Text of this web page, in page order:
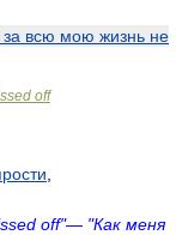
всю мою жизнь не
off
off"— "Как меня